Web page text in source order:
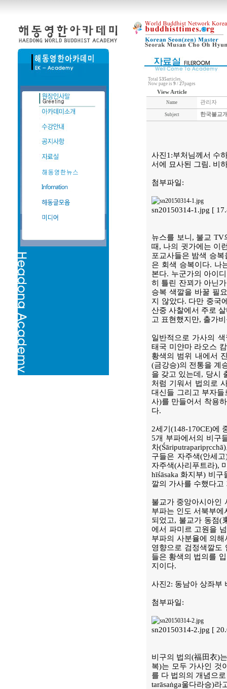
Total 535articles,
Now page is 9 / 27pages
View Article
Name 관리자
Subject 한국불교
사진1:부처님께서 수
서에 묘사된 그림. 비
첨부파일:
sn20150314-1.jpg [
뉴스를 보니, 불교 TV
때, 나의 귓가에는 이
포교사들은 밤색 승
은 회색 승복이다. 나
본다. 누군가의 아이
히 틀린 잔꾀가 아닌
승복 색깔을 바꿀 필
지 않았다. 다만 중국
산중 사찰에서 주로
고 표현했지만, 출가
일반적으로 가사의
태국 미얀마 라오스
황색의 범위 내에서
(금강승)의 전통을 계
을 갖고 있는데, 당시
처럼 기워서 법의로
대신들 그리고 부자
사)를 만들어서 착용
다.
2세기(148-170CE)에
5개 부파에서의 비구
차
구들은 자주색(안세
자주색(사리푸트라),
hīśāsaka 화지부) 비
깔의 가사를 수했다고
불교가 중앙아시아인
부파는 인도 서북부
되었고, 불교가 동점(
에서 파미르 고원을
부파의 사분율에 의
영향으로 검정색깔도
들은 황색의 법의를
지이다.
사진2: 동남아 상좌부
첨부파일:
sn20150314-2.jpg [
비구의 법의(福田衣)
복)는 모두 가사인 것
를 다 법의의 개념으
tarāsaṅga울다라승)